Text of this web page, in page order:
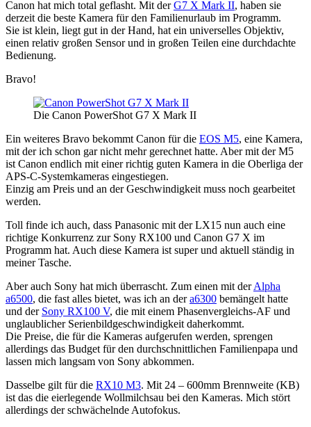
Canon hat mich total geflasht. Mit derG7 X Mark II, haben sie
derzeit die beste Kamera für den Familienurlaub im Programm.
Sie ist klein, liegt gut in der Hand, hat ein universelles Objektiv,
einen relativ großen Sensor und in großen Teilen eine durchdachte
Bedienung.
Bravo!
Die Canon PowerShot G7 X Mark II
Ein weiteres Bravo bekommt Canon für die EOS M5, eine Kamera,
mit der ich schon gar nicht mehr gerechnet hatte. Aber mit der M5
ist Canon endlich mit einer richtig guten Kamera in die Oberliga der
APS-C-Systemkameras eingestiegen.
Einzig am Preis und an der Geschwindigkeit muss noch gearbeitet
werden.
Toll finde ich auch, dass Panasonic mit der LX15 nun auch eine
richtige Konkurrenz zur Sony RX100 und Canon G7 X im
Programm hat. Auch diese Kamera ist super und aktuell ständig in
meiner Tasche.
Aber auch Sony hat mich überrascht. Zum einen mit derAlpha
a6500, die fast alles bietet, was ich an dera6300 bemängelt hatte
und der Sony RX100 V, die mit einem Phasenvergleichs-AF und
unglaublicher Serienbildgeschwindigkeit daherkommt.
Die Preise, die für die Kameras aufgerufen werden, sprengen
allerdings das Budget für den durchschnittlichen Familienpapa und
lassen mich langsam von Sony abkommen.
Dasselbe gilt für die RX10 M3. Mit 24 – 600mm Brennweite (KB)
ist das die eierlegende Wollmilchsau bei den Kameras. Mich stört
allerdings der schwächelnde Autofokus.